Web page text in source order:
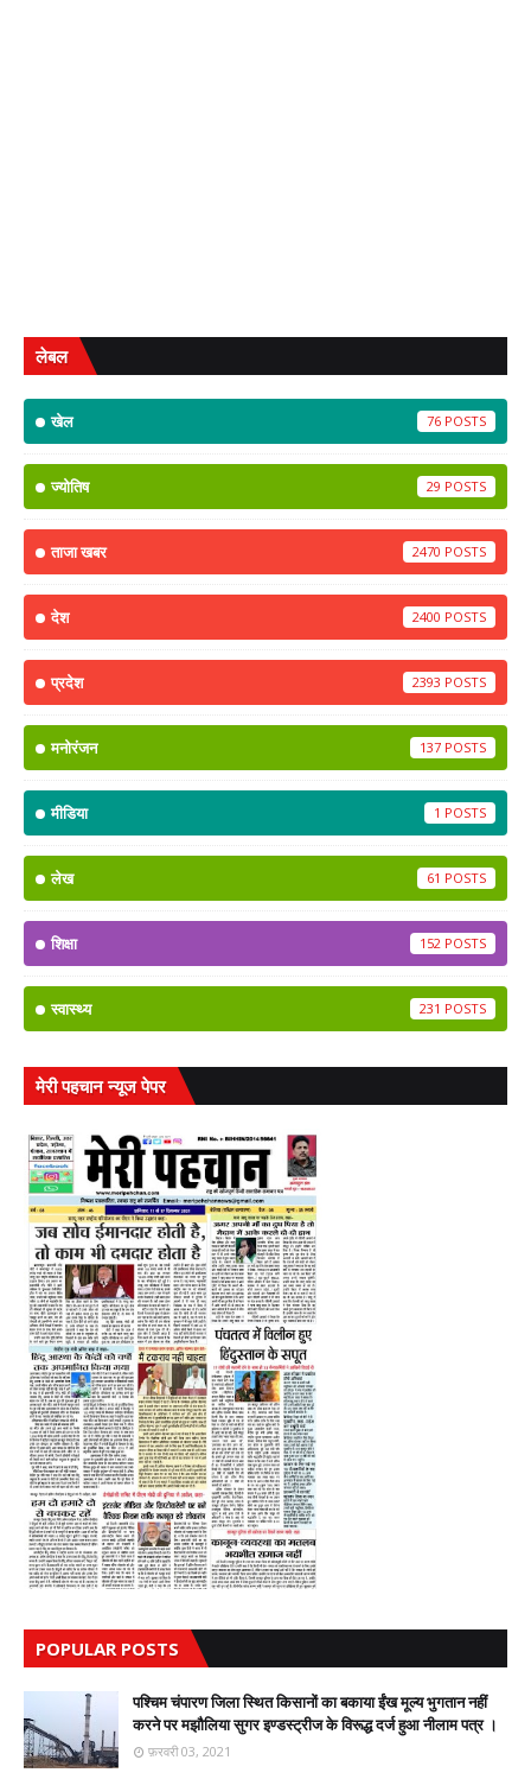
लेबल
खेल 76
ज्योतिष 29
ताजा खबर 2470
देश 2400
प्रदेश 2393
मनोरंजन 137
मीडिया 1
लेख 61
शिक्षा 152
स्वास्थ्य 231
मेरी पहचान न्यूज पेपर
POPULAR POSTS
पश्चिम चंपारण जिला स्थित किसानों का बकाया ईंख मूल्य भुगतान नहीं
करने पर मझौलिया सुगर इण्डस्ट्रीज के विरूद्ध दर्ज हुआ नीलाम पत्र ।
फ़रवरी 03, 2021